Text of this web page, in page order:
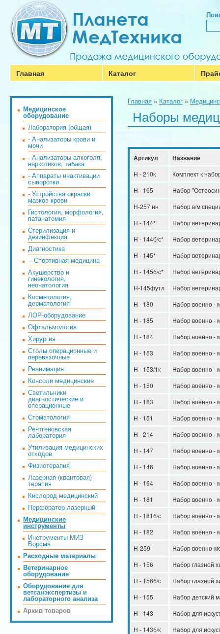
Главная Каталог
Главная » Каталог »
Наборы
Артикул Название
Н - 210к
Комплект к
Н - 165
Набор
Н-257 нн
Набор в/м
Н - 144*
Набор
Н - 144б/с*
Набор
Н - 145*
Набор
Н - 145б/с*
Набор
Н-145футл
Набор
Н - 180
Набор военно -
Н - 185
Набор военно -
Н - 184
Набор военно -
Н - 153
Набор военно -
Н - 153/1к
Набор военно -
Н - 150
Набор военно -
Н - 183
Набор военно -
Н - 151
Набор военно -
Н - 214
Набор военно -
Н - 147
Набор военно -
Н - 146
Набор военно -
Н - 164
Набор военно -
Н - 181
Набор военно -
Н - 181б/с
Набор военно -
Н - 182
Набор военно -
Н-259
Набор военно-
Н - 156
Набор глазной
Н - 156б/с
Набор глазной
Н - 155
Набор детский
Н - 143
Набор для
Н - 143б/к
Набор для
Медицинское
оборудование
Лаборатория (общая)
- Анализаторы крови и
мочи
- Анализаторы алкоголя,
наркотиков, табака
- Аппараты инактивации
сыворотки
- Устройства окраски
мазков крови
Гистология, морфология,
патанатомия
Стерилизация и
дезинфекция
Диагностика
-- Спортивная медицина
Акушерство и
гинекология,
неонатология
Косметология,
дерматология
ЛОР-оборудование
Офтальмология
Хирургия
Столы операционные и
перевязочные
Реанимация
Консоли медицинские
Светильники
диагностические и
операционные
Стоматология
Рентгеновская
лаборатория
Утилизация медицинских
отходов
Физиотерапия
Лазерная (квантовая)
терапия
Кислород медицинский
Перфоратор лазерный
Медицинские
инструменты
Инструменты МИЗ
Ворсма
Расходные материалы
Ветеринарное
оборудование
Оборудование для
ветсанэкспертизы и
лабораторного анализа
Архив товаров